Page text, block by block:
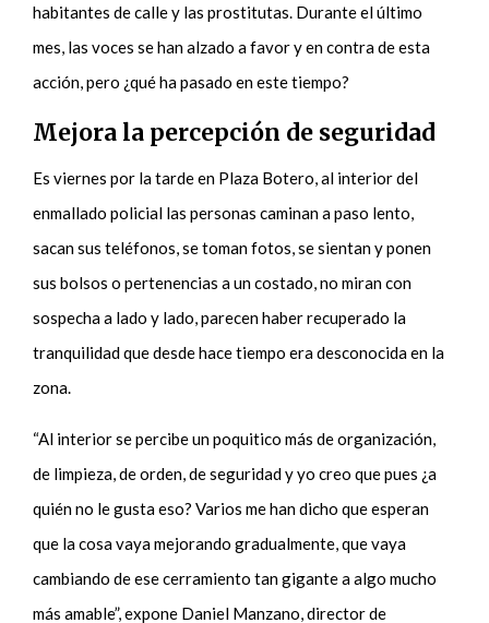
habitantes de calle y las prostitutas. Durante el último
mes, las voces se han alzado a favor y en contra de esta
acción, pero ¿qué ha pasado en este tiempo?
Mejora la percepción de seguridad
Es viernes por la tarde en Plaza Botero, al interior del
enmallado policial las personas caminan a paso lento,
sacan sus teléfonos, se toman fotos, se sientan y ponen
sus bolsos o pertenencias a un costado, no miran con
sospecha a lado y lado, parecen haber recuperado la
tranquilidad que desde hace tiempo era desconocida en la
zona.
“Al interior se percibe un poquitico más de organización,
de limpieza, de orden, de seguridad y yo creo que pues ¿a
quién no le gusta eso? Varios me han dicho que esperan
que la cosa vaya mejorando gradualmente, que vaya
cambiando de ese cerramiento tan gigante a algo mucho
más amable”, expone Daniel Manzano, director de